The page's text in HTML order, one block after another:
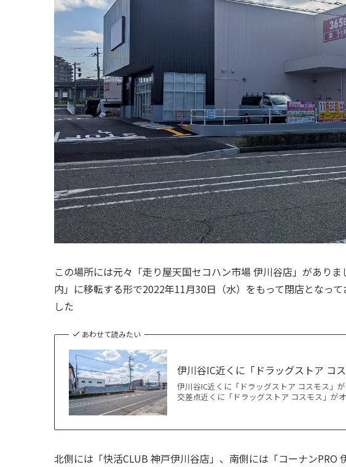
この場所には元々「走り屋天国セコハン市場 伊川谷店」があり
内」に移転する形で2022年11月30日（水）をもって閉店となっ
した
あわせて読みたい
伊川谷IC近くに「ドラッグストア コ
伊川谷IC近くに「ドラッグストア コスモス」
交差点近くに「ドラッグストア コスモス」が
北側には「快活CLUB 神戸伊川谷店」、南側には「コーナンPRO